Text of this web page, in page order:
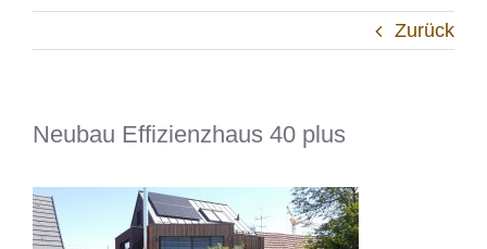
Zurück
Neubau Effizienzhaus 40 plus